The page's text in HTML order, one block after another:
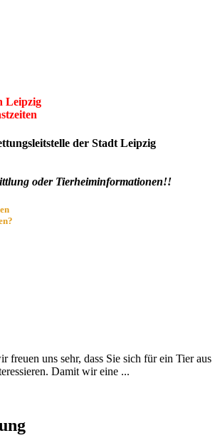
Leipzig
der Stadt Leipzig
oder Tierheiminformationen!!
freuen uns sehr, dass Sie sich für ein Tier aus
Damit wir eine ...